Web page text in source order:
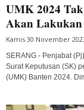
UMK 2024
Akan Lakukan
Kamis 30 November
SERANG - Penjabat
Surat Keputusan (SK)
(UMK) Banten 2024.